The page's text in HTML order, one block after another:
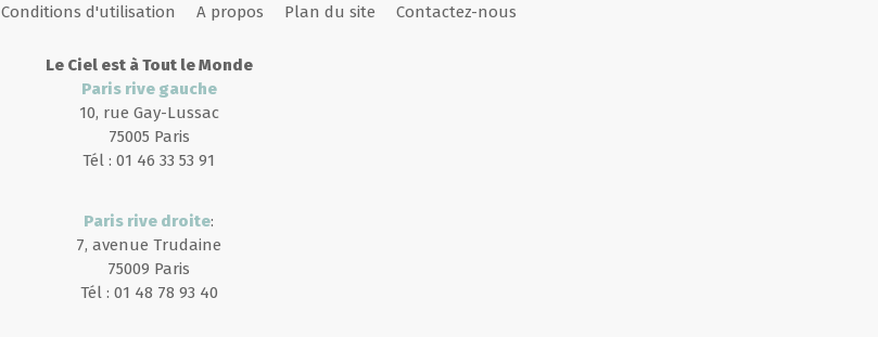
Conditions d'utilisation A propos Plan du site Contactez-nous
Le Ciel est à Tout le Monde
Paris rive gauche
10, rue Gay-Lussac
75005 Paris
Tél : 01 46 33 53 91
Paris rive droite:
7, avenue Trudaine
75009 Paris
Tél : 01 48 78 93 40